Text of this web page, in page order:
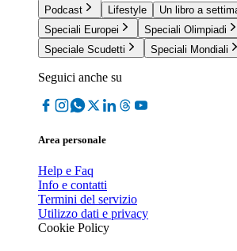
Podcast
Lifestyle
Un libro a
Speciali Europei
Speciali Olimpiadi
Speciale Scudetti
Speciali Mondiali
Seguici anche su
Area personale
Help e Faq
Info e contatti
Termini del servizio
Utilizzo dati e privacy
Cookie Policy